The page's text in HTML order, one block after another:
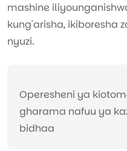
mashine
kung'arisha, ikiboresha
nyuzi.
Operesheni ya
gharama nafuu ya
bidhaa